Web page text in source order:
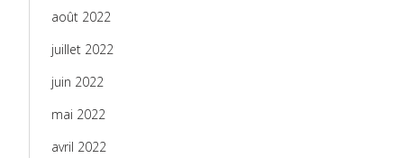
août 2022
juillet 2022
juin 2022
mai 2022
avril 2022